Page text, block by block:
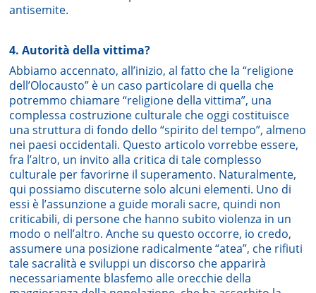
antisemite.
4. Autorità della vittima?
Abbiamo accennato, all’inizio, al fatto che la “religione
dell’Olocausto” è un caso particolare di quella che
potremmo chiamare “religione della vittima”, una
complessa costruzione culturale che oggi costituisce
una struttura di fondo dello “spirito del tempo”, almeno
nei paesi occidentali. Questo articolo vorrebbe essere,
fra l’altro, un invito alla critica di tale complesso
culturale per favorirne il superamento. Naturalmente,
qui possiamo discuterne solo alcuni elementi. Uno di
essi è l’assunzione a guide morali sacre, quindi non
criticabili, di persone che hanno subito violenza in un
modo o nell’altro. Anche su questo occorre, io credo,
assumere una posizione radicalmente “atea”, che rifiuti
tale sacralità e sviluppi un discorso che apparirà
necessariamente blasfemo alle orecchie della